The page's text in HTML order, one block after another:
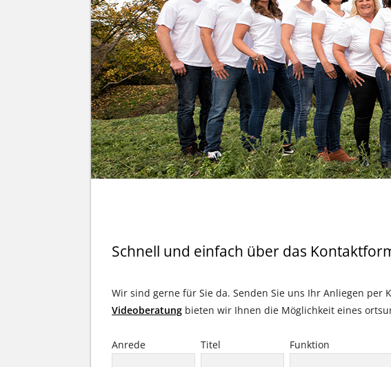
Schnell und einfach über das
Wir sind gerne für Sie da. Senden Sie uns Ihr Anliegen
Videoberatung bieten wir Ihnen die Möglichkeit eines
Anrede Titel Funktion